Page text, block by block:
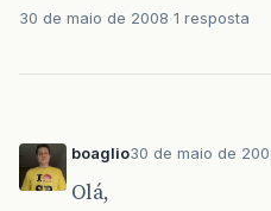
30 de maio de 2008 1 resposta
boaglio30 de maio de
Olá,